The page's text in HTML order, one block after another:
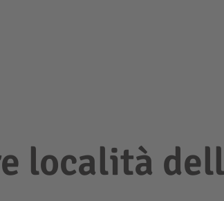
località